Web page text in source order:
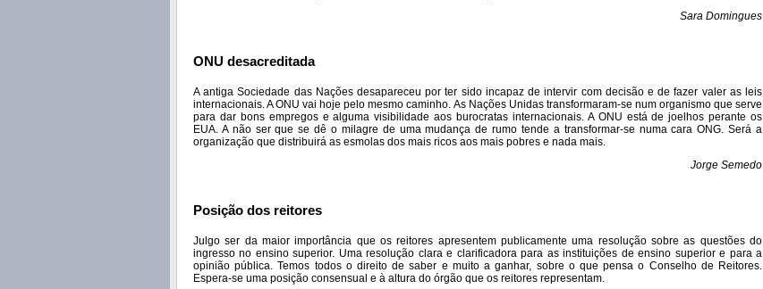
Sara Domingues
ONU desacreditada
A antiga Sociedade das Nações desapareceu por ter sido incapaz de intervir com decisão e de fazer valer as leis
internacionais. A ONU vai hoje pelo mesmo caminho. As Nações Unidas transformaram-se num organismo que serve
para dar bons empregos e alguma visibilidade aos burocratas internacionais. A ONU está de joelhos perante os
EUA. A não ser que se dê o milagre de uma mudança de rumo tende a transformar-se numa cara ONG. Será a
organização que distribuirá as esmolas dos mais ricos aos mais pobres e nada mais.
Jorge Semedo
Posição dos reitores
Julgo ser da maior importância que os reitores apresentem publicamente uma resolução sobre as questões do
ingresso no ensino superior. Uma resolução clara e clarificadora para as instituições de ensino superior e para a
opinião pública. Temos todos o direito de saber e muito a ganhar, sobre o que pensa o Conselho de Reitores.
Espera-se uma posição consensual e à altura do órgão que os reitores representam.